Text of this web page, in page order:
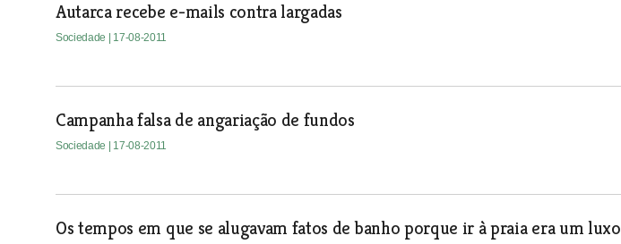
Autarca recebe e-mails contra largadas
Sociedade | 17-08-2011
Campanha falsa de angariação de fundos
Sociedade | 17-08-2011
Os tempos em que se alugavam fatos de banho porque ir à praia era um luxo